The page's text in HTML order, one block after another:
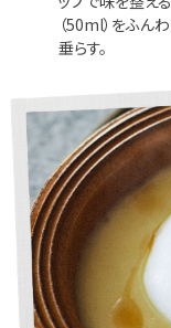
（50ml）をふん
垂らす。